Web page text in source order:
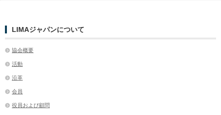
LIMAジャパンについて
協会概要
活動
沿革
会員
役員および顧問